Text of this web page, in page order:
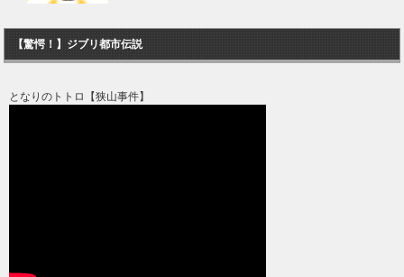
【驚愕！】ジブリ都市伝説
となりのトトロ【狭山事件】